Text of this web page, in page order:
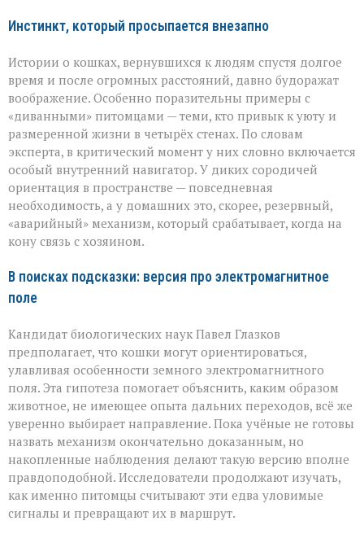
Инстинкт, который просыпается внезапно
Истории о кошках, вернувшихся к людям спустя долгое
время и после огромных расстояний, давно будоражат
воображение. Особенно поразительны примеры с
«диванными» питомцами — теми, кто привык к уюту и
размеренной жизни в четырёх стенах. По словам
эксперта, в критический момент у них словно включается
особый внутренний навигатор. У диких сородичей
ориентация в пространстве — повседневная
необходимость, а у домашних это, скорее, резервный,
«аварийный» механизм, который срабатывает, когда на
кону связь с хозяином.
В поисках подсказки: версия про электромагнитное
поле
Кандидат биологических наук Павел Глазков
предполагает, что кошки могут ориентироваться,
улавливая особенности земного электромагнитного
поля. Эта гипотеза помогает объяснить, каким образом
животное, не имеющее опыта дальних переходов, всё же
уверенно выбирает направление. Пока учёные не готовы
назвать механизм окончательно доказанным, но
накопленные наблюдения делают такую версию вполне
правдоподобной. Исследователи продолжают изучать,
как именно питомцы считывают эти едва уловимые
сигналы и превращают их в маршрут.